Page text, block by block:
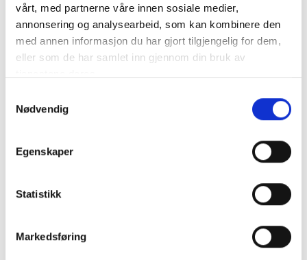
vårt, med partnerne våre innen sosiale medier,
annonsering og analysearbeid, som kan kombinere den
med annen informasjon du har gjort tilgjengelig for dem,
eller som de har samlet inn gjennom din bruk av
Nødvendig
Egenskaper
Statistikk
Markedsføring
Nyheter
Kommunalrett
Kontrollutvalgssekretariat
Veiledere